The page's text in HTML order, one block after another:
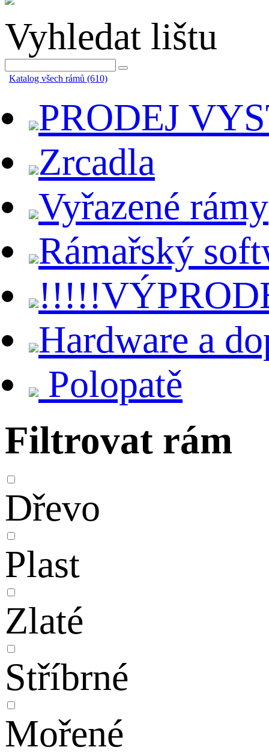
Vyhledat lištu
Katalog všech rámů (610)
PRODEJ
Zrcadla
Vyřazené rámy
Rámařský
Hardware a
Polopatě
Filtrovat rám
Dřevo
Plast
Zlaté
Stříbrné
Mořené